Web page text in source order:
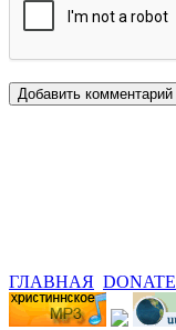
ГЛАВНАЯ DONATE